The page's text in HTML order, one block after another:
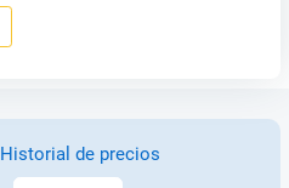
Historial de precios